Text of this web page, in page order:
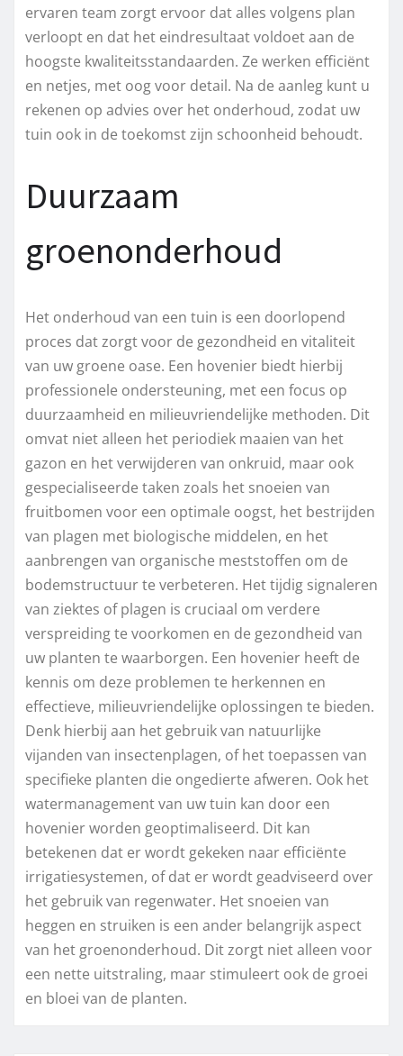
ervaren team zorgt ervoor dat alles volgens plan
verloopt en dat het eindresultaat voldoet aan de
hoogste kwaliteitsstandaarden. Ze werken efficiënt
en netjes, met oog voor detail. Na de aanleg kunt u
rekenen op advies over het onderhoud, zodat uw
tuin ook in de toekomst zijn schoonheid behoudt.
Duurzaam
groenonderhoud
Het onderhoud van een tuin is een doorlopend
proces dat zorgt voor de gezondheid en vitaliteit
van uw groene oase. Een hovenier biedt hierbij
professionele ondersteuning, met een focus op
duurzaamheid en milieuvriendelijke methoden. Dit
omvat niet alleen het periodiek maaien van het
gazon en het verwijderen van onkruid, maar ook
gespecialiseerde taken zoals het snoeien van
fruitbomen voor een optimale oogst, het bestrijden
van plagen met biologische middelen, en het
aanbrengen van organische meststoffen om de
bodemstructuur te verbeteren. Het tijdig signaleren
van ziektes of plagen is cruciaal om verdere
verspreiding te voorkomen en de gezondheid van
uw planten te waarborgen. Een hovenier heeft de
kennis om deze problemen te herkennen en
effectieve, milieuvriendelijke oplossingen te bieden.
Denk hierbij aan het gebruik van natuurlijke
vijanden van insectenplagen, of het toepassen van
specifieke planten die ongedierte afweren. Ook het
watermanagement van uw tuin kan door een
hovenier worden geoptimaliseerd. Dit kan
betekenen dat er wordt gekeken naar efficiënte
irrigatiesystemen, of dat er wordt geadviseerd over
het gebruik van regenwater. Het snoeien van
heggen en struiken is een ander belangrijk aspect
van het groenonderhoud. Dit zorgt niet alleen voor
een nette uitstraling, maar stimuleert ook de groei
en bloei van de planten.